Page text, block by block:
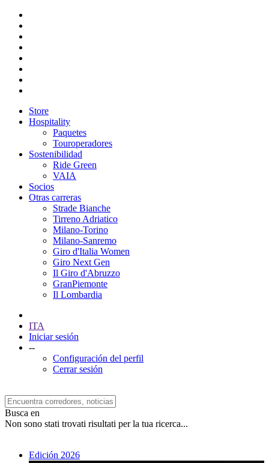
Store
Hospitality
Paquetes
Touroperadores
Sostenibilidad
Ride Green
VAIA
Socios
Otras carreras
Strade Bianche
Tirreno Adriatico
Milano-Torino
Milano-Sanremo
Giro d'Italia Women
Giro Next Gen
Il Giro d'Abruzzo
GranPiemonte
Il Lombardia
ITA
Iniciar sesión
--
Configuración del perfil
Cerrar sesión
Busca en
Non sono stati trovati risultati per la tua ricerca...
Edición 2026